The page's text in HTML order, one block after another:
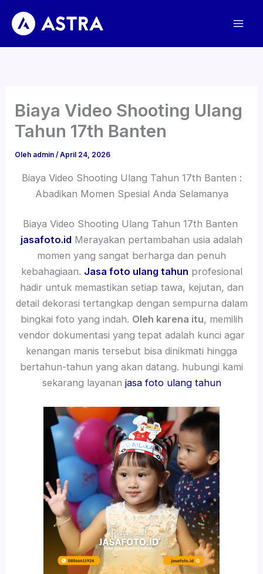
konten
Biaya Video Shooting Ulang
Tahun 17th Banten
Oleh admin/April 24, 2026
Biaya Video Shooting Ulang Tahun 17th Banten :
Abadikan Momen Spesial Anda Selamanya
Biaya Video Shooting Ulang Tahun 17th Banten
jasafoto.id Merayakan pertambahan usia adalah
momen yang sangat berharga dan penuh
kebahagiaan. Jasa foto ulang tahun profesional
hadir untuk memastikan setiap tawa, kejutan, dan
detail dekorasi tertangkap dengan sempurna dalam
bingkai foto yang indah. Oleh karena itu, memilih
vendor dokumentasi yang tepat adalah kunci agar
kenangan manis tersebut bisa dinikmati hingga
bertahun-tahun yang akan datang. hubungi kami
sekarang layanan jasa foto ulang tahun